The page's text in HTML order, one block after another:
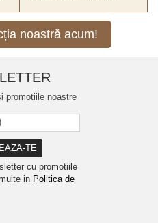
noastră acum!
promotiile noastre
cu promotiile
in Politica de